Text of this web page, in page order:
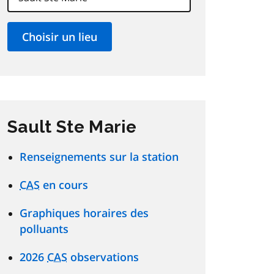
Sault Ste Marie
Renseignements sur la station
CAS en cours
Graphiques horaires des
polluants
2026 CAS observations